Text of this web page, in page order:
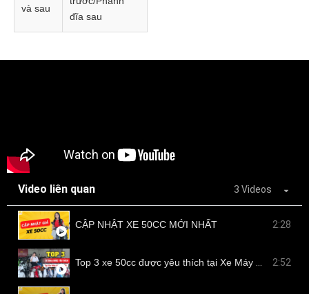
và sau
đĩa sau
Video liên quan 3 Videos
CẬP NHẬT XE 50CC MỚI NHẤT 2:28
2:52